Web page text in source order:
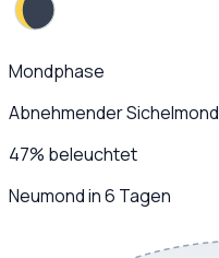
Mondphase
Abnehmender Sichelmond
47% beleuchtet
Neumond in 6 Tagen